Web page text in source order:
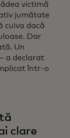
victimă
jumătate
cuiva dacă
Dar
Un
a declarat
într-o
clare